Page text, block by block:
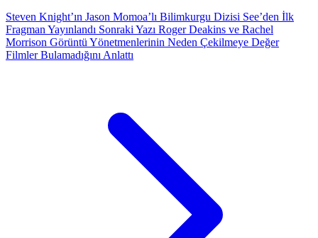
Steven Knight’ın Jason Momoa’lı Bilimkurgu Dizisi See’den İlk
Fragman Yayınlandı Sonraki Yazı Roger Deakins ve Rachel
Morrison Görüntü Yönetmenlerinin Neden Çekilmeye Değer
Filmler Bulamadığını Anlattı